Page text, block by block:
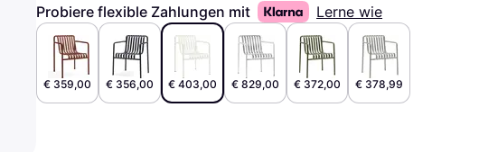
Alle Shops
Computer
Renovierung & Bau
Bücher, Filme & Musik
Probiere flexible Zahlungen mit
Lerne wie
€ 359,00 € 356,00 € 403,00 € 829,00 € 372,00 € 378,99